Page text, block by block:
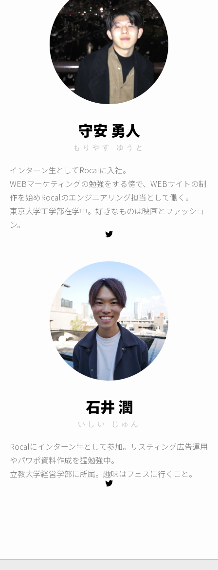
守安 勇人
もりやす ゆうと
インターン生としてRocalに入社。
WEBマーケティングの勉強をする傍で、WEBサイトの制
作を始めRocalのエンジニアリング担当として働く。
東京大学工学部在学中。好きなものは映画とファッショ
ン。
石井 潤
いしい じゅん
Rocalにインターン生として参加。リスティング広告運用
やパワポ資料作成を猛勉強中。
立教大学経営学部に所属。趣味はフェスに行くこと。